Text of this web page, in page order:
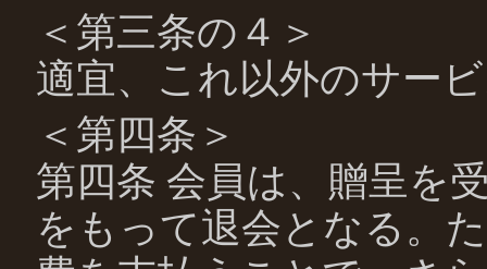
＜第三条の４＞
適宜、これ以外のサー
＜第四条＞
第四条 会員は、贈呈を
をもって退会となる。